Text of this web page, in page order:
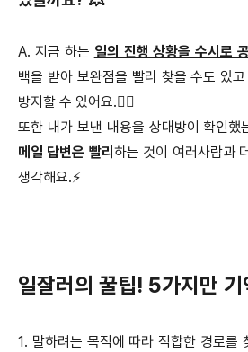
A. 지금 하는 일의 진행 상황을 수시로
백을 받아 보완점을 빨리 찾을 수도 있
방지할 수 있어요.🙋‍♀️
또한 내가 보낸 내용을 상대방이 확인했
메일 답변은 빨리 하는 것이 여러사람과
생각해요.⚡️
일잘러의 꿀팁! 5가지만 기
1. 말하려는 목적에 따라 적합한 경로를